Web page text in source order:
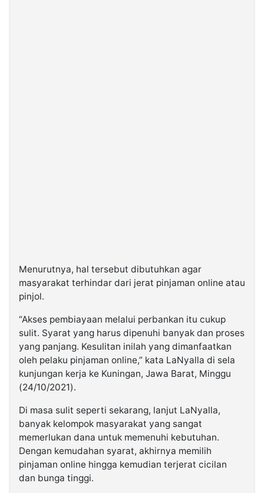
Menurutnya, hal tersebut dibutuhkan agar
masyarakat terhindar dari jerat pinjaman online atau
pinjol.
“Akses pembiayaan melalui perbankan itu cukup
sulit. Syarat yang harus dipenuhi banyak dan proses
yang panjang. Kesulitan inilah yang dimanfaatkan
oleh pelaku pinjaman online,” kata LaNyalla di sela
kunjungan kerja ke Kuningan, Jawa Barat, Minggu
(24/10/2021).
Di masa sulit seperti sekarang, lanjut LaNyalla,
banyak kelompok masyarakat yang sangat
memerlukan dana untuk memenuhi kebutuhan.
Dengan kemudahan syarat, akhirnya memilih
pinjaman online hingga kemudian terjerat cicilan
dan bunga tinggi.